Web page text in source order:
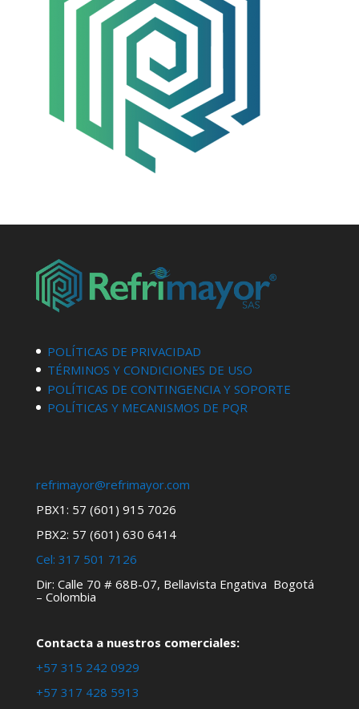
POLÍTICAS DE PRIVACIDAD
TÉRMINOS Y CONDICIONES DE USO
POLÍTICAS DE CONTINGENCIA Y SOPORTE
POLÍTICAS Y MECANISMOS DE PQR
refrimayor@refrimayor.com
PBX1: 57 (601) 915 7026
PBX2: 57 (601) 630 6414
Cel: 317 501 7126
Dir: Calle 70 # 68B-07, Bellavista Engativa Bogotá
– Colombia
Contacta a nuestros comerciales:
+57 315 242 0929
+57 317 428 5913